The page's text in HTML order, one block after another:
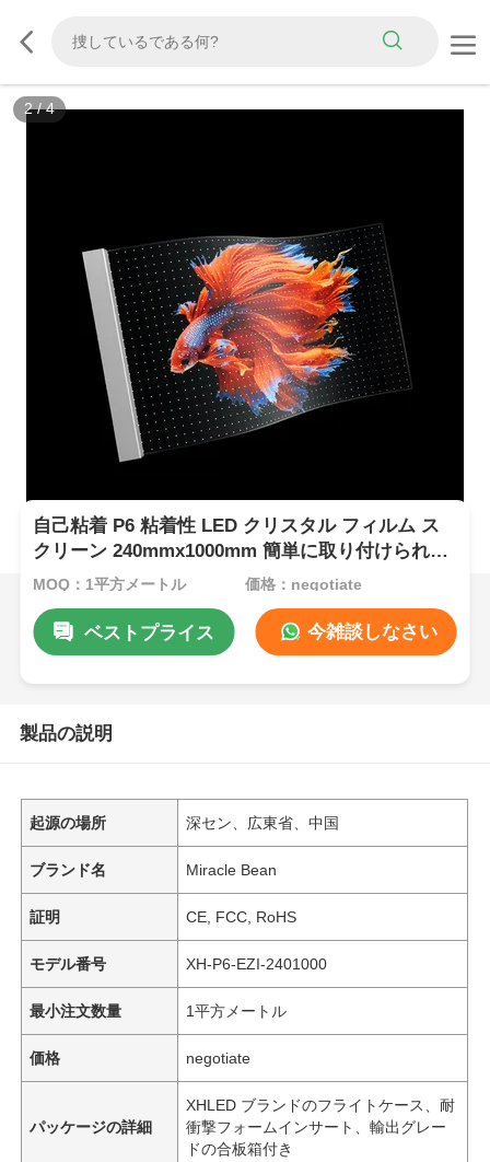
3/4
自己粘着 P6 粘着性 LED クリスタル フィルム ス
クリーン 240mmx1000mm 簡単に取り付けられる
透明なディスプレイ パネル
MOQ：1平方メートル 価格：negotiate
ベストプライス 今雑談しなさい
製品の説明
起源の場所 深セン、広東省、中国
ブランド名 Miracle Bean
証明 CE, FCC, RoHS
モデル番号 XH-P6-EZI-2401000
最小注文数量 1平方メートル
価格 negotiate
パッケージの詳細
XHLED ブランドのフライトケース、耐
衝撃フォームインサート、輸出グレー
ドの合板箱付き